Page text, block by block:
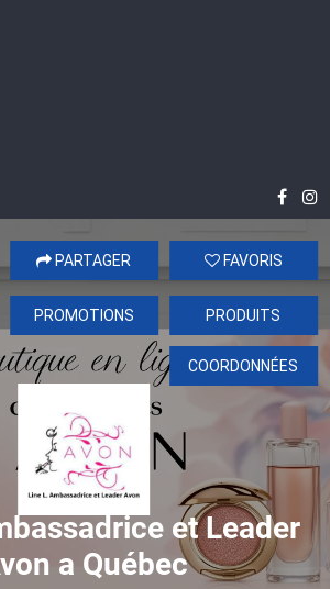
et Leader
a Québec
FAVORIS
PARTAGER
PRODUITS
PROMOTIONS
COORDONNÉES